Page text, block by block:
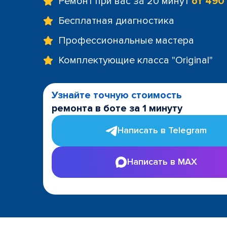
Бесплатная диагностика
Профессиональные мастера
Комплектующие класса "Original"
Узнайте точную стоимость
ремонта в боте за 1 минуту
Написать в Telegram
Написать в MAX